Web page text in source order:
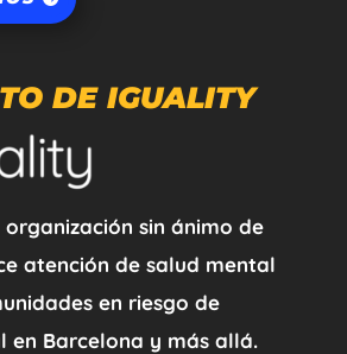
DE IGUALITY
sin ánimo de
atención de salud mental
en riesgo de
en Barcelona y más allá.